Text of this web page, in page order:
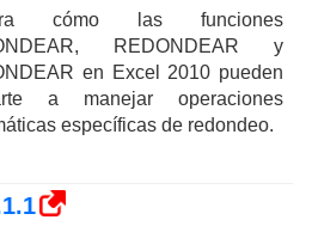
cómo las funciones
REDONDEAR y
en Excel 2010 pueden
a manejar operaciones
específicas de redondeo.